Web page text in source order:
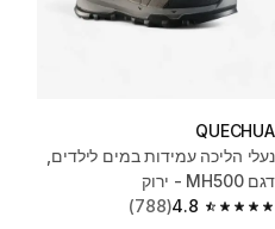
QUECHUA
נעלי הליכה עמידות במים לילדים,
דגם MH500 - ירוק
4.8
4.8 out of 5 stars from 788 reviews
(788)